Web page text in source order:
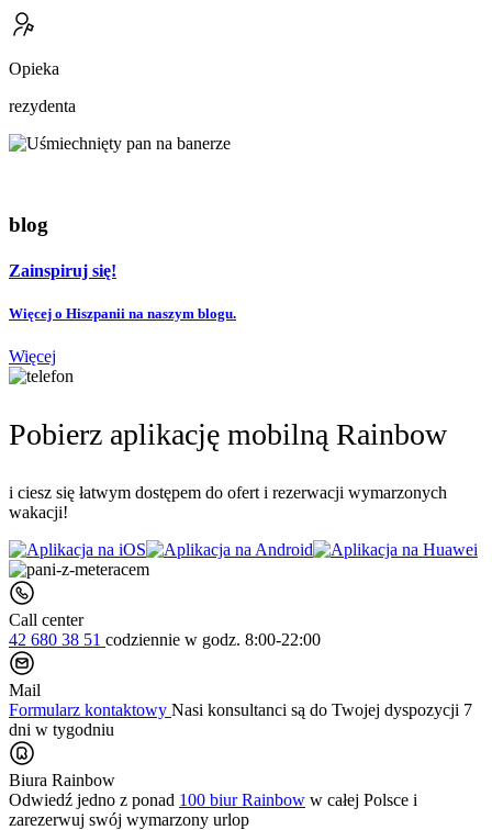
Opieka
rezydenta
blog
Zainspiruj się!
Więcej o Hiszpanii na naszym blogu.
Więcej
Pobierz aplikację mobilną Rainbow
i ciesz się łatwym dostępem do ofert i rezerwacji wymarzonych
wakacji!
Call center
42 680 38 51 codziennie w godz. 8:00-22:00
Mail
Formularz kontaktowy Nasi konsultanci są do Twojej dyspozycji 7
dni w tygodniu
Biura Rainbow
Odwiedź jedno z ponad 100 biur Rainbow w całej Polsce i
zarezerwuj swój wymarzony urlop